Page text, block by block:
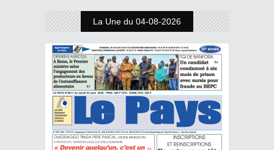
La Une du 04-08-2026